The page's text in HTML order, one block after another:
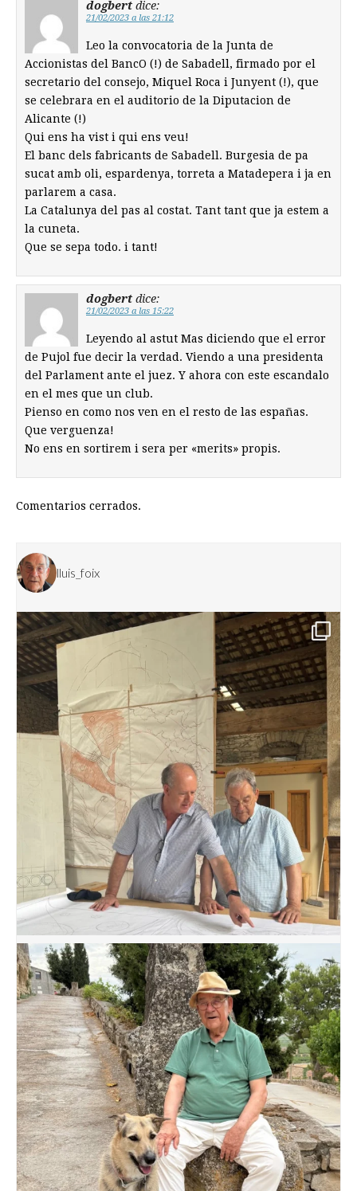
dogbert dice:
21/02/2023 a las 21:12
Leo la convocatoria de la Junta de
Accionistas del BancO (!) de Sabadell, firmado por el
secretario del consejo, Miquel Roca i Junyent (!), que
se celebrara en el auditorio de la Diputacion de
Alicante (!)
Qui ens ha vist i qui ens veu!
El banc dels fabricants de Sabadell. Burgesia de pa
sucat amb oli, espardenya, torreta a Matadepera i ja en
parlarem a casa.
La Catalunya del pas al costat. Tant tant que ja estem a
la cuneta.
Que se sepa todo. i tant!
dogbert dice:
21/02/2023 a las 15:22
Leyendo al astut Mas diciendo que el error
de Pujol fue decir la verdad. Viendo a una presidenta
del Parlament ante el juez. Y ahora con este escandalo
en el mes que un club.
Pienso en como nos ven en el resto de las españas.
Que verguenza!
No ens en sortirem i sera per «merits» propis.
Comentarios cerrados.
lluis_foix